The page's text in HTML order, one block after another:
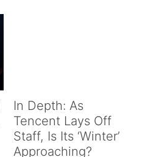
In Depth: As
Tencent Lays Off
Staff, Is Its ‘Winter’
Approaching?